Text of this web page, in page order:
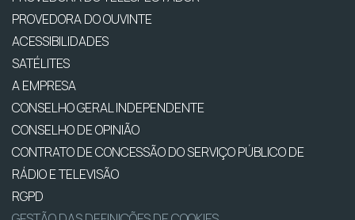
PROVEDORA DO OUVINTE
ACESSIBILIDADES
SATÉLITES
A EMPRESA
CONSELHO GERAL INDEPENDENTE
CONSELHO DE OPINIÃO
CONTRATO DE CONCESSÃO DO SERVIÇO PÚBLICO DE
RÁDIO E TELEVISÃO
RGPD